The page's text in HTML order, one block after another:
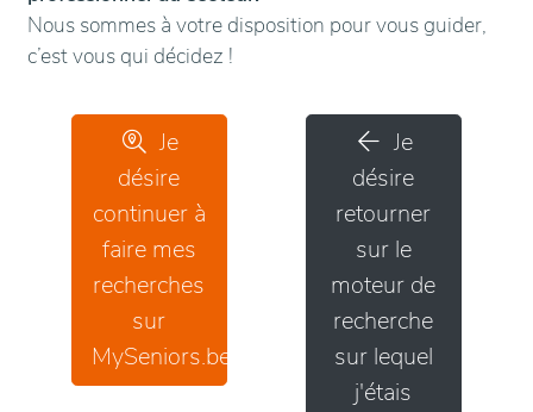
Nous sommes à votre disposition pour vous guider,
c’est vous qui décidez !
Je
désire
continuer à
faire mes
recherches
sur
MySeniors.be
Je
désire
retourner
sur le
moteur de
recherche
sur lequel
j'étais